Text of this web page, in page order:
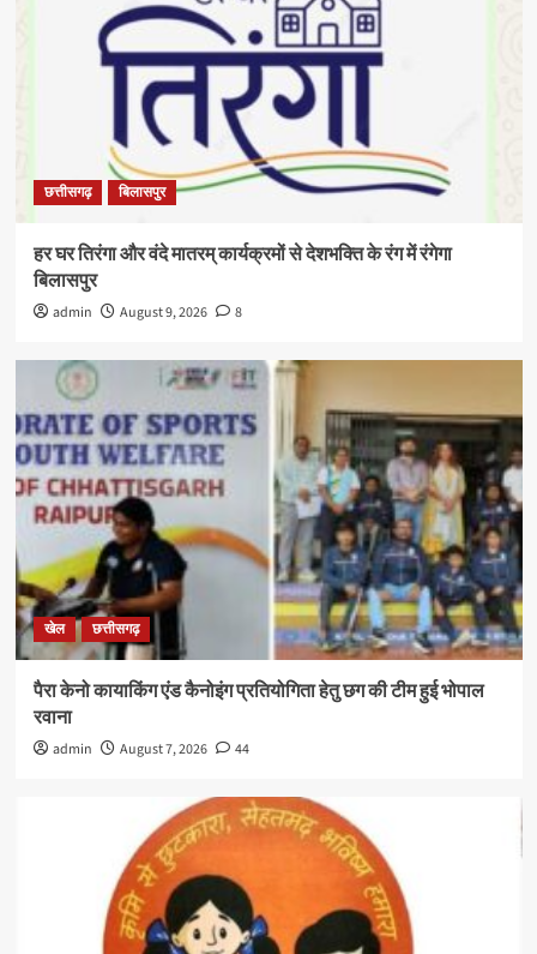
छत्तीसगढ़ बिलासपुर
हर घर तिरंगा और वंदे मातरम् कार्यक्रमों से देशभक्ति के रंग में रंगेगा
बिलासपुर
admin August 9, 2026 8
खेल छत्तीसगढ़
पैरा केनो कायाकिंग एंड कैनोइंग प्रतियोगिता हेतु छग की टीम हुई भोपाल
रवाना
admin August 7, 2026 44